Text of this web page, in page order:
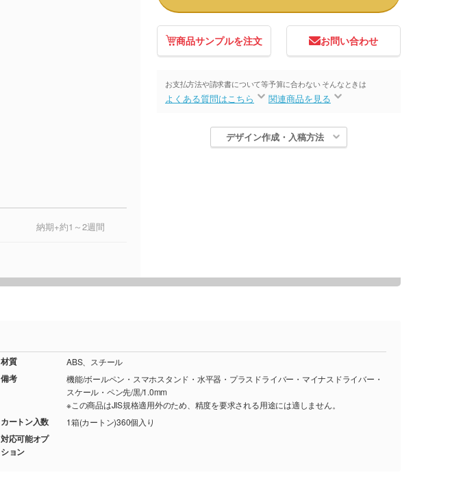
納期+約1～2週間
商品サンプルを注文 お問い合わせ
お支払方法や請求書について等
よくある質問はこちら
予算に合わない そんなときは
関連商品を見る
デザイン作成・入稿方法
材質 ABS、スチール
備考
機能/ボールペン・スマホスタンド・水平器・プラスドライバー・マイナスドライバー・
スケール・ペン先/黒/1.0mm
※この商品はJIS規格適用外のため、精度を要求される用途には適しません。
カートン入数 1箱(カートン)360個入り
対応可能オプ
ション